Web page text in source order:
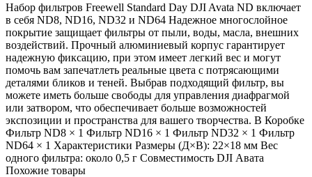
Набор фильтров Freewell Standard Day DJI Avata ND включает
в себя ND8, ND16, ND32 и ND64 Надежное многослойное
покрытие защищает фильтры от пыли, воды, масла, внешних
воздействий. Прочный алюминиевый корпус гарантирует
надежную фиксацию, при этом имеет легкий вес и могут
помочь вам запечатлеть реальные цвета с потрясающими
деталями бликов и теней. Выбрав подходящий фильтр, вы
можете иметь больше свободы для управления диафрагмой
или затвором, что обеспечивает больше возможностей
экспозиции и пространства для вашего творчества. В Коробке
Фильтр ND8 × 1 Фильтр ND16 × 1 Фильтр ND32 × 1 Фильтр
ND64 × 1 Характеристики Размеры (Д×В): 22×18 мм Вес
одного фильтра: около 0,5 г Совместимость DJI Авата
Похожие товары